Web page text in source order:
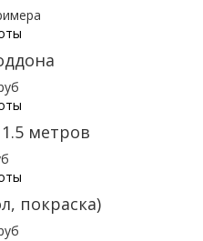
метров
покраска)